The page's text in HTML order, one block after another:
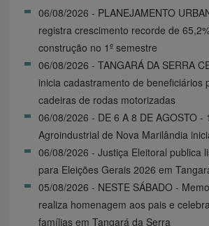
06/08/2026 - PLANEJAMENTO
registra crescimento recorde de
construção no 1º semestre
06/08/2026 - TANGARÁ DA SERRA
inicia cadastramento de beneficiários
cadeiras de rodas motorizadas
06/08/2026 - DE 6 A 8 DE AGOSTO -
Agroindustrial de Nova Marilândia
06/08/2026 - Justiça Eleitoral publica
para Eleições Gerais 2026 em
05/08/2026 - NESTE SÁBADO -
realiza homenagem aos pais e
famílias em Tangará da Serra